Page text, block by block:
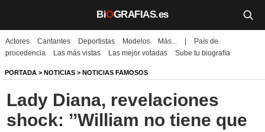
BiOGRAFIAS.es
Biografías
Películas
TV
Música
Actores Cantantes Deportistas Modelos Más...
País de
procedencia
Las más vistas Las mejor votadas Sube tu biografía
PORTADA > NOTICIAS > NOTICIAS FAMOSOS
Lady Diana, revelaciones
shock: ’’William no tiene que